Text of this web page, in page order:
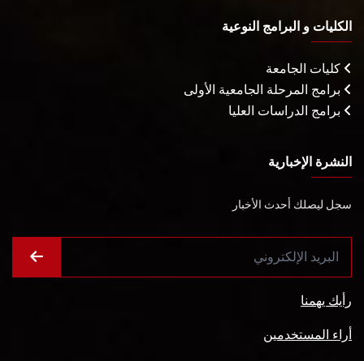
الكليات و البرامج النوعية
كليات الجامعة
برامج المرحلة الجامعية الأولى
برامج الدراسات العليا
النشرة الإخبارية
سجل ليصلك أحدث الأخبار
رأيك يهمنا
أراء المستخدمين